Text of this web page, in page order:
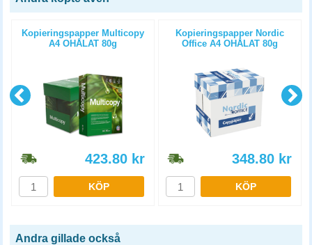
Kopieringspapper Multicopy
A4 OHÅLAT 80g
423.80 kr
KÖP
Kopieringspapper Nordic
Office A4 OHÅLAT 80g
348.80 kr
KÖP
Andra gillade också